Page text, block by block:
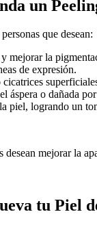
un
que desean:
mejorar la
de expresión.
áspera o dañada
piel, logrando un
desean mejorar la
tu Piel